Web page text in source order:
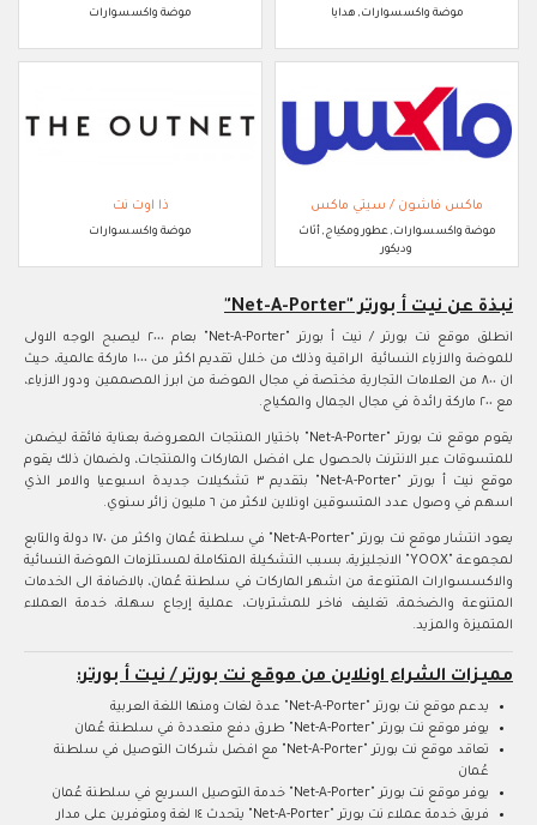
موضة واكسسوارات, هدايا موضة واكسسوارات
ماكس فاشون / سيتي ماكس
موضة واكسسوارات, عطور ومكياج, أثاث
وديكور
ذا اوت نت
موضة واكسسوارات
نبذة عن نيت أ بورتر "Net-A-Porter"
انطلق موقع نت بورتر / نيت أ بورتر "Net-A-Porter" بعام ٢٠٠٠ ليصبح الوجه الاولى
للموضة والازياء النسائية الراقية وذلك من خلال تقديم اكثر من ١٠٠٠ ماركة عالمية، حيث
ان ٨٠٠ من العلامات التجارية مختصة في مجال الموضة من ابرز المصممين ودور الازياء،
مع ٢٠٠ ماركة رائدة في مجال الجمال والمكياج.
يقوم موقع نت بورتر "Net-A-Porter" باختيار المنتجات المعروضة بعناية فائقة ليضمن
للمتسوقات عبر الانترنت بالحصول على افضل الماركات والمنتجات، ولضمان ذلك يقوم
موقع نيت أ بورتر "Net-A-Porter" بتقديم ٣ تشكيلات جديدة اسبوعيا والامر الذي
اسهم في وصول عدد المتسوقين اونلاين لاكثر من ٦ مليون زائر سنوي.
يعود انتشار موقع نت بورتر "Net-A-Porter" في سلطنة عُمان واكثر من ١٧٠ دولة والتابع
لمجموعة "YOOX" الانجليزية، بسبب التشكيلة المتكاملة لمستلزمات الموضة النسائية
والاكسسوارات المتنوعة من اشهر الماركات في سلطنة عُمان، بالاضافة الى الخدمات
المتنوعة والضخمة، تغليف فاخر للمشتريات، عملية إرجاع سهلة، خدمة العملاء
المتميزة والمزيد.
مميزات الشراء اونلاين من موقع نت بورتر / نيت أ بورتر:
يدعم موقع نت بورتر "Net-A-Porter" عدة لغات ومنها اللغة العربية
يوفر موقع نت بورتر "Net-A-Porter" طرق دفع متعددة في سلطنة عُمان
تعاقد موقع نت بورتر "Net-A-Porter" مع افضل شركات التوصيل في سلطنة
عُمان
يوفر موقع نت بورتر "Net-A-Porter" خدمة التوصيل السريع في سلطنة عُمان
فريق خدمة عملاء نت بورتر "Net-A-Porter" يتحدث ١٤ لغة ومتوفرين على مدار